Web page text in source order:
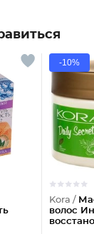
-10%
Kora /
волос